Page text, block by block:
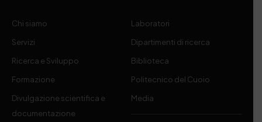
Chi siamo
Servizi
Ricerca e Sviluppo
Formazione
Divulgazione scientifica e
documentazione
Laboratori
Dipartimenti di ricerca
Biblioteca
Politecnico del Cuoio
Media